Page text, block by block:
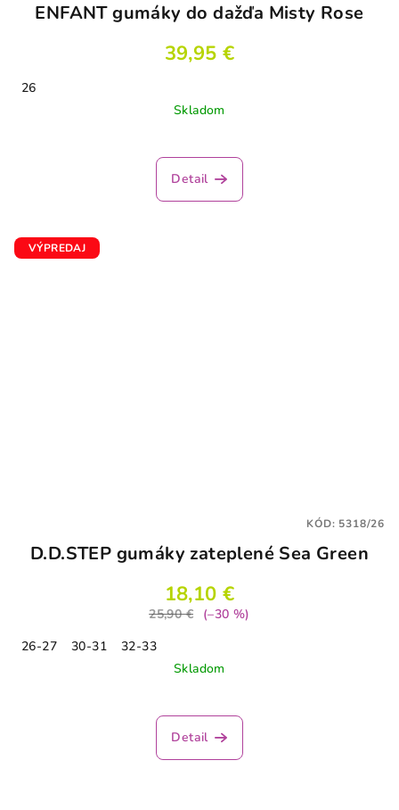
ENFANT gumáky do dažďa Misty Rose
39,95 €
26
Skladom
Detail
VÝPREDAJ
D.D.STEP gumáky zateplené Sea Green
18,10 €
25,90 €
(–30 %)
26-27
30-31
32-33
Skladom
Detail
KÓD: 5318/26